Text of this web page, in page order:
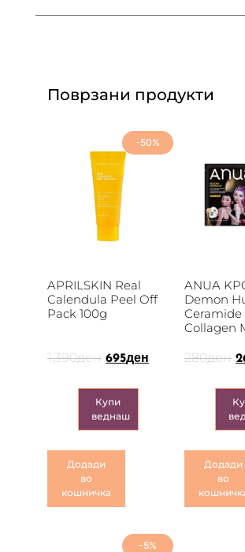
Поврзани продукти
-50%
APRILSKIN Real
Calendula Peel Off
Pack 100g
1,390ден 695ден
Купи
веднаш
Додади
во
кошничка
ANUA
Demon
Collagen
280ден
Додади
во
-5%